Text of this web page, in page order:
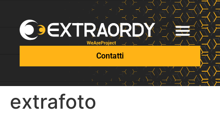
Contatti
extrafoto